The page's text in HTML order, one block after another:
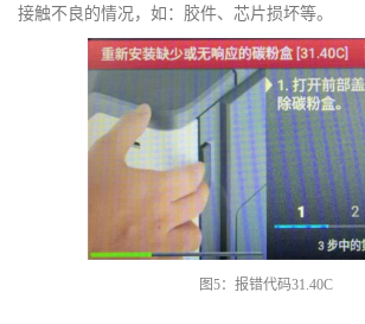
接触不良的情况，如：胶件、芯片损坏等。
图5：报错代码31.40C